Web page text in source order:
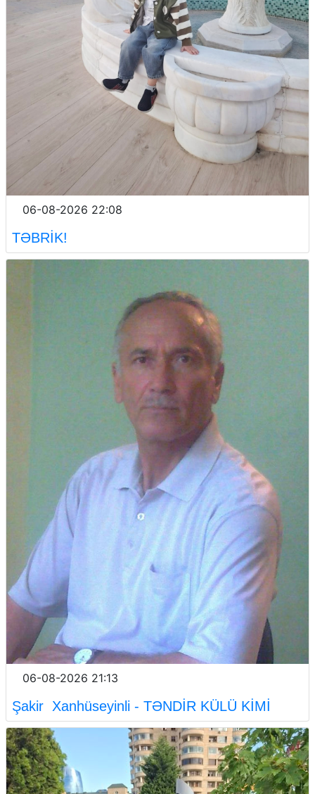
06-08-2026 22:08
TƏBRİK!
06-08-2026 21:13
Şakir Xanhüseyinli - TƏNDİR KÜLÜ KİMİ